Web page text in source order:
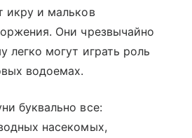
икру и мальков
Они чрезвычайно
легко могут играть роль
водоемах.
буквально все:
насекомых,